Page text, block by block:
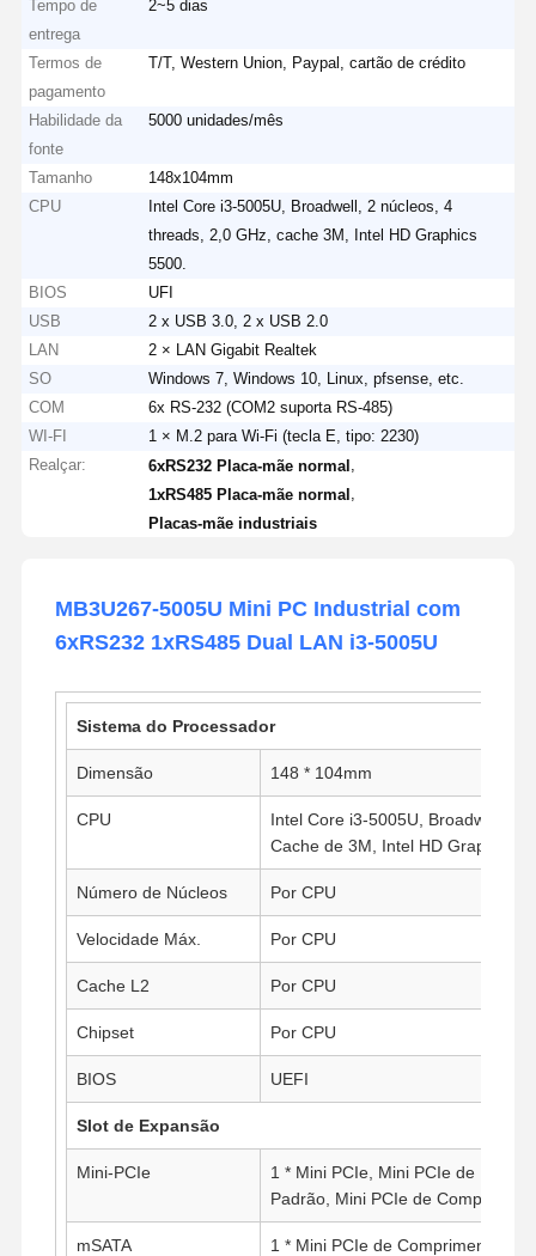
Tempo de
entrega
2~5 dias
Termos de
pagamento
T/T, Western Union, Paypal, cartão de crédito
Habilidade da
fonte
5000 unidades/mês
Tamanho
148x104mm
CPU
Intel Core i3-5005U, Broadwell, 2 núcleos, 4
threads, 2,0 GHz, cache 3M, Intel HD Graphics
5500.
BIOS
UFI
USB
2 x USB 3.0, 2 x USB 2.0
LAN
2 × LAN Gigabit Realtek
SO
Windows 7, Windows 10, Linux, pfsense, etc.
COM
6x RS-232 (COM2 suporta RS-485)
WI-FI
1 × M.2 para Wi-Fi (tecla E, tipo: 2230)
Realçar:
6xRS232 Placa-mãe normal
1xRS485 Placa-mãe normal
Placas-mãe industriais
MB3U267-5005U Mini PC Industrial com
6xRS232 1xRS485 Dual LAN i3-5005U
Sistema do Processador
Dimensão 148 * 104mm
CPU
Intel Core i3-5005U, Broadwell, 2
Cache de 3M, Intel HD Graphics
Número de Núcleos Por CPU
Velocidade Máx. Por CPU
Cache L2 Por CPU
Chipset Por CPU
BIOS UEFI
Slot de Expansão
Mini-PCIe
1 * Mini PCIe, Mini PCIe de Meio
Padrão, Mini PCIe de
mSATA 1 * Mini PCIe de Comprimento